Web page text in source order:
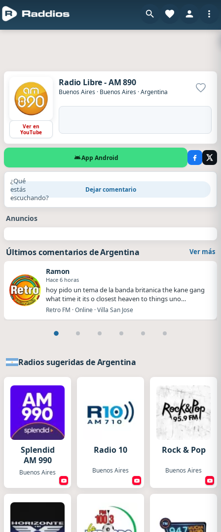
Radio Libre - AM 890
Buenos Aires · Buenos Aires ·Argentina
Ver en
YouTube
App Android
¿Qué
estás
escuchando?
Dejar comentario
Anuncios
Últimos comentarios de Argentina Ver más
Ramon
Hace 6 horas
hoy pido un tema de la banda britanica the kane gang
what time it its o closest heaven to things uno…
Retro FM · Online · Villa San Jose
Radios sugeridas de Argentina
Splendid
AM 990
Buenos Aires
Radio 10
Buenos Aires
Rock & Pop
Buenos Aires